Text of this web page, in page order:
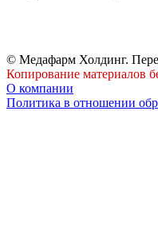
© Медафарм Холдинг.
Копирование материалов
О компании
Политика в отношении